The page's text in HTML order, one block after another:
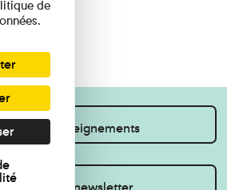
des renseignements
de